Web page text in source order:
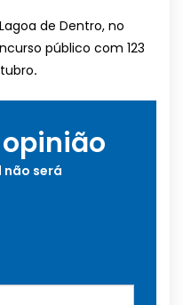
de Dentro, no
público com 123
.
não será